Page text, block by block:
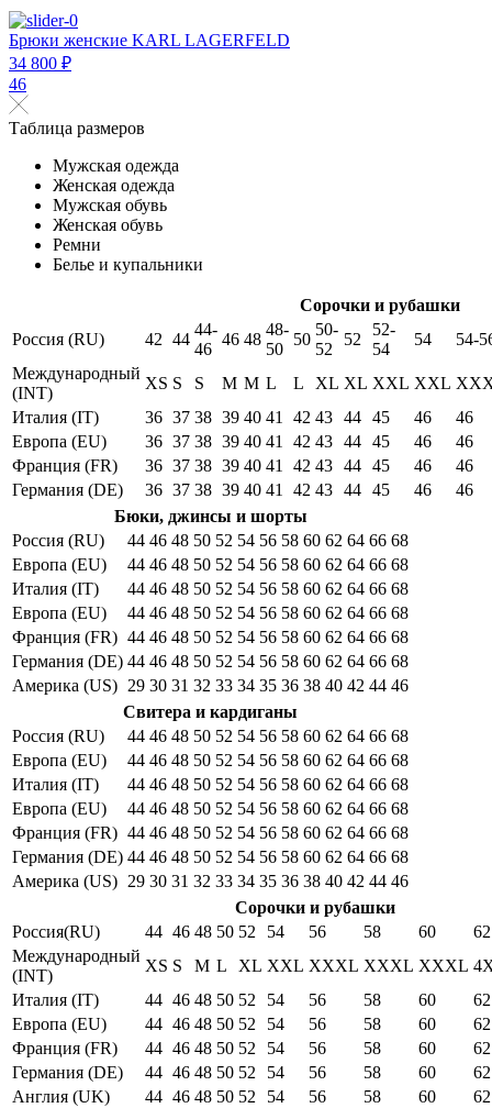
Брюки женские KARL LAGERFELD
34 800 ₽
46
Таблица размеров
Мужская одежда
Женская одежда
Мужская обувь
Женская обувь
Ремни
Белье и купальники
Сорочки и рубашки
Россия (RU)
42 44
44-
46
46 48
48-
50
50
50-
52
52
52-
54
54
54-
Международный
(INT)
XS S S M M L L XL XL XXL XXL
Италия (IT)
36 37 38 39 40 41 42 43 44 45 46
46
Европа (EU)
36 37 38 39 40 41 42 43 44 45 46
46
Франция (FR)
36 37 38 39 40 41 42 43 44 45 46
46
Германия (DE)
36 37 38 39 40 41 42 43 44 45 46
46
Бюки, джинсы и шорты
Россия (RU)
44 46 48 50 52 54 56 58 60 62 64 66 68
Европа (EU)
44 46 48 50 52 54 56 58 60 62 64 66 68
Италия (IT)
44 46 48 50 52 54 56 58 60 62 64 66 68
Европа (EU)
44 46 48 50 52 54 56 58 60 62 64 66 68
Франция (FR) 44 46 48 50 52 54 56 58 60 62 64 66 68
Германия (DE) 44 46 48 50 52 54 56 58 60 62 64 66 68
Америка (US) 29 30 31 32 33 34 35 36 38 40 42 44 46
Свитера и кардиганы
Россия (RU)
44 46 48 50 52 54 56 58 60 62 64 66 68
Европа (EU)
44 46 48 50 52 54 56 58 60 62 64 66 68
Италия (IT)
44 46 48 50 52 54 56 58 60 62 64 66 68
Европа (EU)
44 46 48 50 52 54 56 58 60 62 64 66 68
Франция (FR) 44 46 48 50 52 54 56 58 60 62 64 66 68
Германия (DE) 44 46 48 50 52 54 56 58 60 62 64 66 68
Америка (US) 29 30 31 32 33 34 35 36 38 40 42 44 46
Сорочки и рубашки
Россия(RU)
44 46 48 50 52 54 56 58 60
62
Международный
(INT)
XS S M L XL XXL XXXL XXXL XXXL
Италия (IT)
44 46 48 50 52 54 56 58 60
62
Европа (EU)
44 46 48 50 52 54 56 58 60
62
Франция (FR)
44 46 48 50 52 54 56 58 60
62
Германия (DE)
44 46 48 50 52 54 56 58 60
62
Англия (UK)
44 46 48 50 52 54 56 58 60
62